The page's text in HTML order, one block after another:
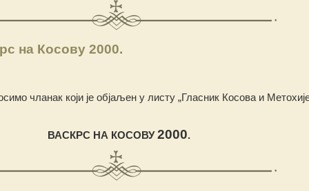
на Косову 2000.
чланак који је објаљен у листу „Гласник Косова и
ВАСКРС НА КОСОВУ2000.